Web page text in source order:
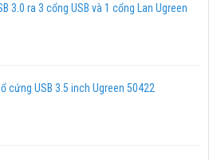
3.0 ra 3 cổng USB và 1 cổng Lan Ugreen
cứng USB 3.5 inch Ugreen 50422